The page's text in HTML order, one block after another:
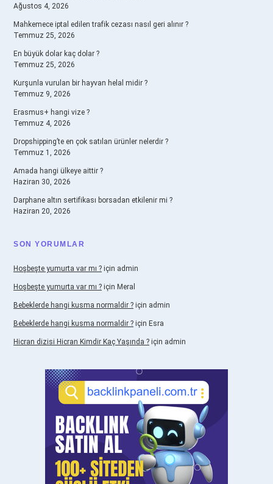
Ağustos 4, 2026
Mahkemece iptal edilen trafik cezası nasıl geri alınır ?
Temmuz 25, 2026
En büyük dolar kaç dolar ?
Temmuz 25, 2026
Kurşunla vurulan bir hayvan helal midir ?
Temmuz 9, 2026
Erasmus+ hangi vize ?
Temmuz 4, 2026
Dropshipping’te en çok satılan ürünler nelerdir ?
Temmuz 1, 2026
Amada hangi ülkeye aittir ?
Haziran 30, 2026
Darphane altın sertifikası borsadan etkilenir mi ?
Haziran 20, 2026
SON YORUMLAR
Hoşbeşte yumurta var mı ? için admin
Hoşbeşte yumurta var mı ? için Meral
Bebeklerde hangi kusma normaldir ? için admin
Bebeklerde hangi kusma normaldir ? için Esra
Hicran dizisi Hicran Kimdir Kaç Yaşında ? için admin